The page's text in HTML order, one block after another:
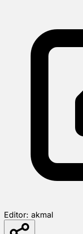
Editor: akmal